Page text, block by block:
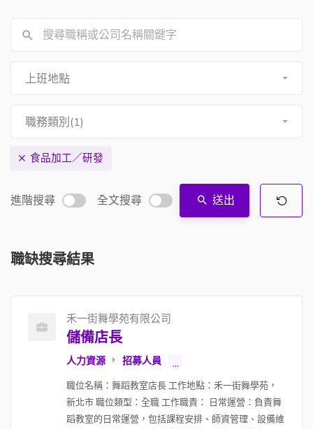
上班地點
職務類別(1)
食品加工／研發
進階搜尋 全文搜尋 送出
職缺搜尋結果
禾一街舞學苑有限公司
儲備店長
人力資源 招募人員 ...
職位名稱：舞蹈教室店長 工作地點：禾一街舞學苑，
新北市 職位類型：全職 工作職責： 日常運營：負責舞
蹈教室的日常運營，包括課程安排、師資管理、設備維